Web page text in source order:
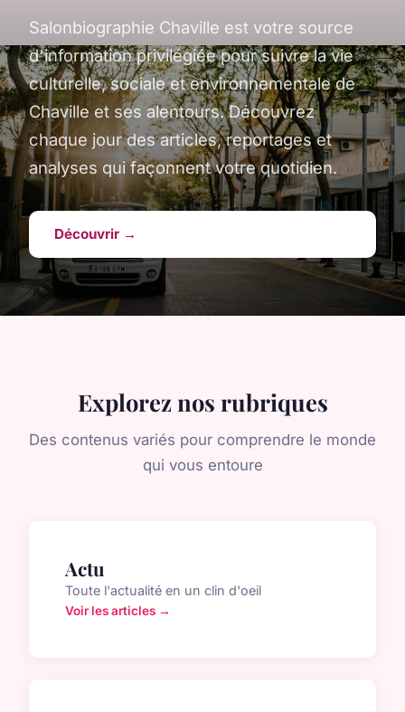
Salonbiographie Chaville est votre source
d'information privilégiée pour suivre la vie
culturelle, sociale et environnementale de
Chaville et ses alentours. Découvrez
chaque jour des articles, reportages et
analyses qui façonnent votre quotidien.
Découvrir →
Explorez nos rubriques
Des contenus variés pour comprendre le monde
qui vous entoure
Actu
Toute l'actualité en un clin d'oeil
Voir les articles →